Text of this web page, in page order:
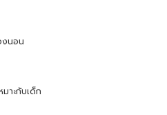
งนอน
าะกับเด็ก